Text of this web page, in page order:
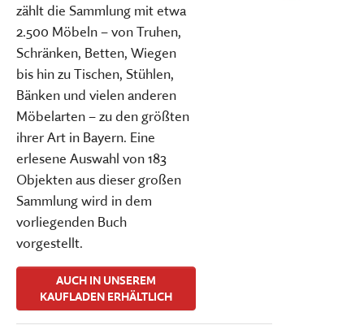
zählt die Sammlung mit etwa
2.500 Möbeln – von Truhen,
Schränken, Betten, Wiegen
bis hin zu Tischen, Stühlen,
Bänken und vielen anderen
Möbelarten – zu den größten
ihrer Art in Bayern. Eine
erlesene Auswahl von 183
Objekten aus dieser großen
Sammlung wird in dem
vorliegenden Buch
vorgestellt.
AUCH IN UNSEREM
KAUFLADEN ERHÄLTLICH